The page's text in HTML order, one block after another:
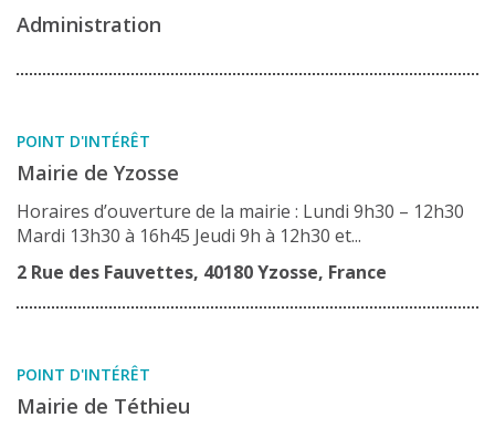
Administration
POINT D'INTÉRÊT
Mairie de Yzosse
Horaires d’ouverture de la mairie : Lundi 9h30 – 12h30
Mardi 13h30 à 16h45 Jeudi 9h à 12h30 et...
2 Rue des Fauvettes, 40180 Yzosse, France
POINT D'INTÉRÊT
Mairie de Téthieu